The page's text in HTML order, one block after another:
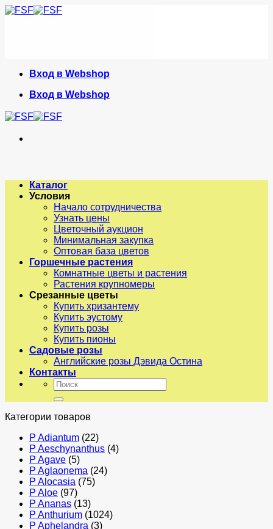
Skip
Вход в Webshop
Вход в Webshop
Каталог
Условия
Начало сотрудничества
Узнать цены
Цветочный аукцион
Минимальная закупка
Оптовая база цветов
Горшечные растения
Комнатные цветы и растения
Растения крупномеры
Срезанные цветы
Купить хризантему
Купить эустому
Купить розы
Купить пионы
Садовые розы
Английские розы Дэвида Остина
Контакты
Искать:
Категории товаров
P Adiantum (22)
P Aeschynanthus (4)
P Agave (5)
P Aglaonema (24)
P Alocasia (75)
P Aloe (97)
P Ananas (13)
P Anthurium (1024)
P Aphelandra (3)